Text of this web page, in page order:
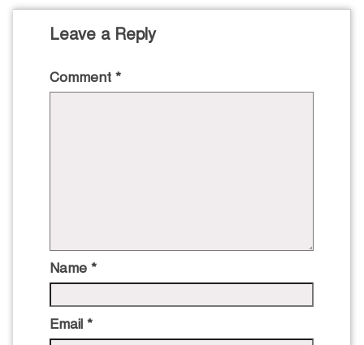
Leave a Reply
Comment *
Name *
Email *